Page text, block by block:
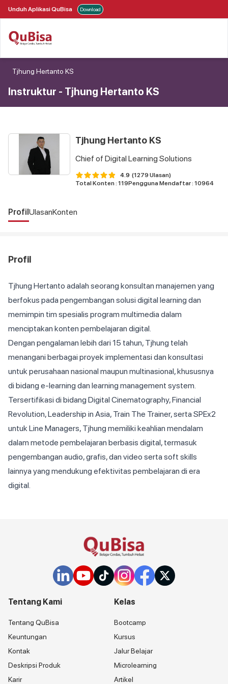
Unduh Aplikasi QuBisa Download
Tjhung Hertanto KS
Instruktur - Tjhung Hertanto KS
Tjhung Hertanto KS
Chief of Digital Learning Solutions
4.9 (1279 Ulasan)
Total Konten : 119Pengguna Mendaftar : 10964
ProfilUlasanKonten
Profil
Tjhung Hertanto adalah seorang konsultan manajemen yang
berfokus pada pengembangan solusi digital learning dan
memimpin tim spesialis program multimedia dalam
menciptakan konten pembelajaran digital.
Dengan pengalaman lebih dari 15 tahun, Tjhung telah
menangani berbagai proyek implementasi dan konsultasi
untuk perusahaan nasional maupun multinasional, khususnya
di bidang e-learning dan learning management system.
Tersertifikasi di bidang Digital Cinematography, Financial
Revolution, Leadership in Asia, Train The Trainer, serta SPEx2
untuk Line Managers, Tjhung memiliki keahlian mendalam
dalam metode pembelajaran berbasis digital, termasuk
pengembangan audio, grafis, dan video serta soft skills
lainnya yang mendukung efektivitas pembelajaran di era
digital.
Tentang Kami
Tentang QuBisa
Keuntungan
Kontak
Deskripsi Produk
Karir
Kelas
Bootcamp
Kursus
Jalur Belajar
Microlearning
Artikel